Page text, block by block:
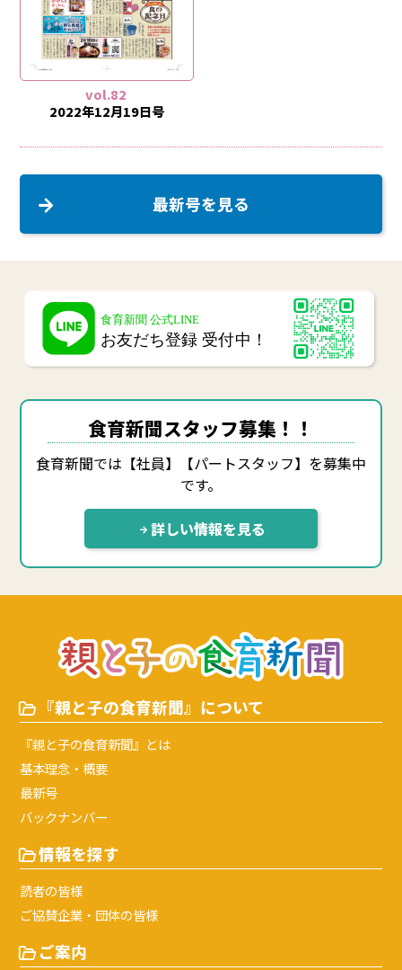
vol.82
2022年12月19日号
最新号を見る
食育新聞スタッフ募集！！
食育新聞では【社員】【パートスタッフ】を募集中
です。
詳しい情報を見る
『親と子の食育新聞』について
『親と子の食育新聞』とは
基本理念・概要
最新号
バックナンバー
情報を探す
読者の皆様
ご協賛企業・団体の皆様
ご案内